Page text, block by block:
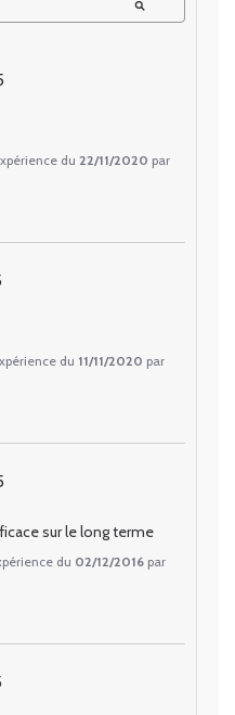
du 22/11/2020 par
du 11/11/2020 par
sur le long terme
du 02/12/2016 par